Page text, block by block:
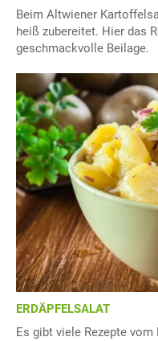
Beim Altwiener
heiß zubereitet. Hier das
geschmackvolle Beilage.
ERDÄPFELSALAT
Es gibt viele Rezepte